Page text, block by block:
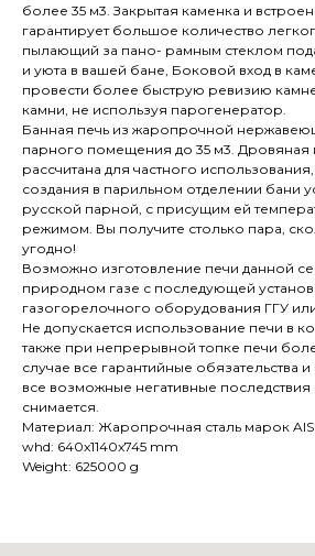
более 35 м3. Закрытая каменка и
гарантирует большое количество
пылающий за пано- рамным стеклом
и уюта в вашей бане, Боковой вход в
провести более быструю ревизию
камни, не используя парогенератор.
Банная печь из жаропрочной
парного помещения до 35 м3. Дровяная
рассчитана для частного
создания в парильном отделении бани
русской парной, с присущим ей
режимом. Вы получите столько пара,
угодно!
Возможно изготовление печи данной
природном газе с последующей
газогорелочного оборудования ГГУ
Не допускается использование печи в
также при непрерывной топке печи
случае все гарантийные обязательства и
все возможные негативные
снимается.
Материал: Жаропрочная сталь марок AISI
whd: 640x1140x745 mm
Weight: 625000 g